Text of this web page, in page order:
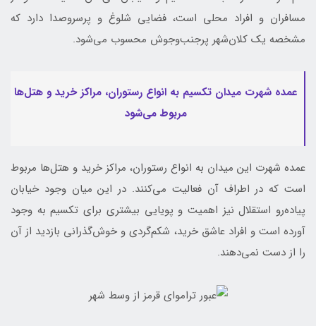
مسافران و افراد محلی است، فضایی شلوغ و پرسروصدا دارد که
مشخصه یک کلان‌شهر پرجنب‌وجوش محسوب می‌شود.
عمده شهرت میدان تکسیم به انواع رستوران‌، مراکز خرید و هتل‌ها
مربوط می‌شود
عمده شهرت این میدان به انواع رستوران، مراکز خرید و هتل‌ها مربوط
است که در اطراف آن فعالیت می‌کنند. در ‌این میان وجود خیابان
پیاده‌رو استقلال نیز اهمیت و پویایی بیشتری برای تکسیم به وجود
آورده است و افراد عاشق خرید، شکم‌گردی و خوش‌گذرانی بازدید از آن
را از دست نمی‌دهند.